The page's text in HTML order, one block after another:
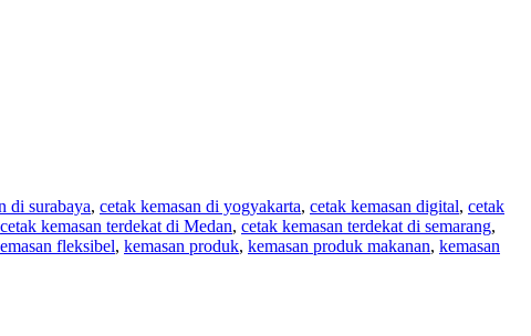
di surabaya, cetak kemasan di yogyakarta, cetak kemasan digital, cetak
cetak kemasan terdekat di Medan, cetak kemasan terdekat di semarang,
fleksibel, kemasan produk, kemasan produk makanan, kemasan